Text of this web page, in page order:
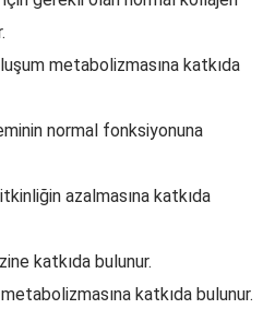
metabolizmasına katkıda
normal fonksiyonuna
azalmasına katkıda
katkıda bulunur.
katkıda bulunur.